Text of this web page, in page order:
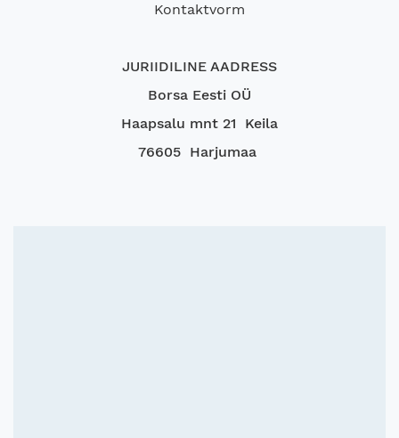
Kontaktvorm
JURIIDILINE AADRESS
Borsa Eesti OÜ
Haapsalu mnt 21 Keila
76605 Harjumaa